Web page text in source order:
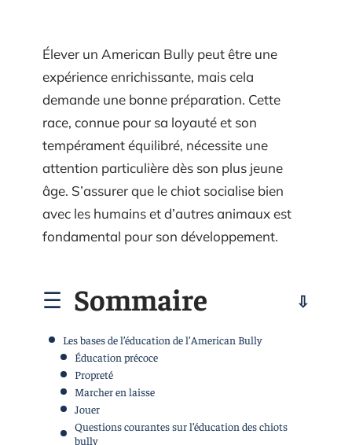
Élever un American Bully peut être une
expérience enrichissante, mais cela
demande une bonne préparation. Cette
race, connue pour sa loyauté et son
tempérament équilibré, nécessite une
attention particulière dès son plus jeune
âge. S’assurer que le chiot socialise bien
avec les humains et d’autres animaux est
fondamental pour son développement.
Sommaire
Les bases de l’éducation de l’American Bully
Éducation précoce
Propreté
Marcher en laisse
Jouer
Questions courantes sur l’éducation des chiots
bully